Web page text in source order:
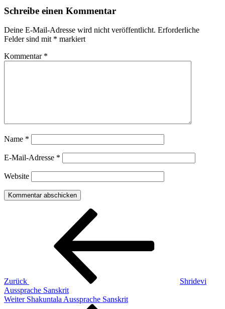
Schreibe einen Kommentar
Deine E-Mail-Adresse wird nicht veröffentlicht. Erforderliche
Felder sind mit * markiert
Kommentar *
Name *
E-Mail-Adresse *
Website
Beitragsnavigation
Zurück
Shridevi
Aussprache Sanskrit
Nächster
Weiter Shakuntala Aussprache Sanskrit